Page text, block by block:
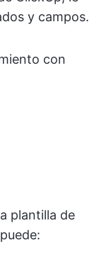
y campos.
con
plantilla de